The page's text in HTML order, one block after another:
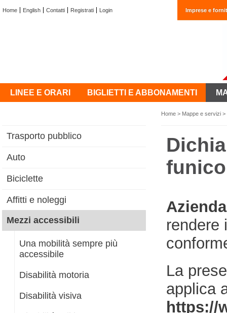
Home English Contatti Registrati Login Imprese e
LINEE E ORARI BIGLIETTI E ABBONAMENTI
Home > Mappe e servizi >
Trasporto pubblico
Auto
Biciclette
Affitti e noleggi
Mezzi accessibili
Una mobilità sempre più
accessibile
Disabilità motoria
Disabilità visiva
La
applica
https://